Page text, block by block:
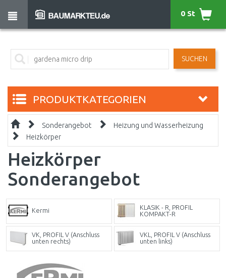
SUCHEN
0 St
PRODUKTKATEGORIEN
Sonderangebot
Heizung und Wasserheizung
Heizkörper
Heizkörper
Sonderangebot
Kermi
KLASIK - R, PROFIL
KOMPAKT-R
VK, PROFIL V (Anschluss
unten rechts)
VKL, PROFIL V (Anschluss
unten links)